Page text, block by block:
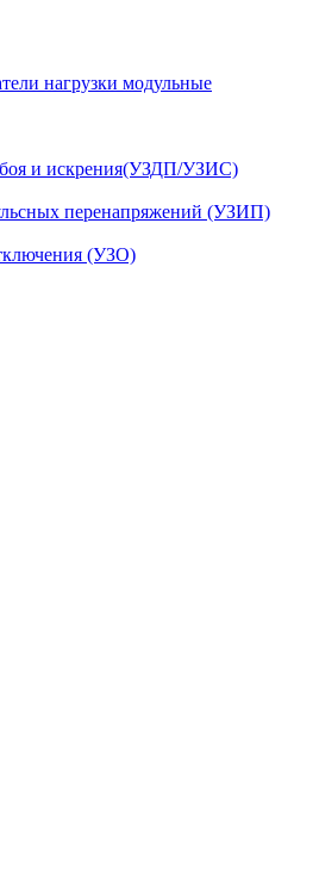
нагрузки модульные
и искрения(УЗДП/УЗИС)
перенапряжений (УЗИП)
(УЗО)